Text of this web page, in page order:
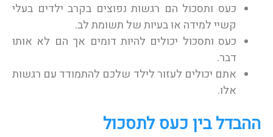
כעס ותסכול הם רגשות נפוצים בקרב ילדים בעלי
קשיי למידה או בעיות של תשומת לב.
כעס ותסכול יכולים להיות דומים אך הם לא אותו
דבר.
אתם יכולים לעזור לילד שלכם להתמודד עם רגשות
אלו.
ההבדל בין כעס לתסכול